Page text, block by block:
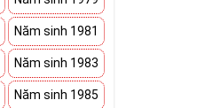
Năm sinh 1981
Năm sinh 1983
Năm sinh 1985